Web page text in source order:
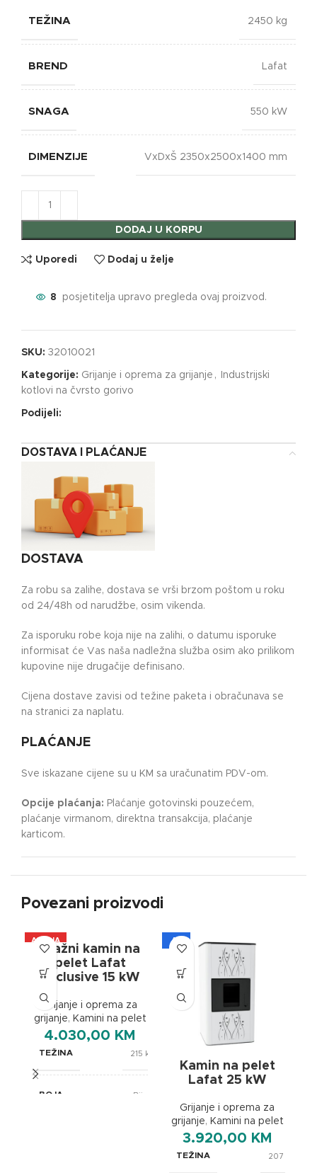
TEŽINA 2450 kg
BREND Lafat
SNAGA 550 kW
DIMENZIJE VxDxŠ 2350x2500x1400 mm
DODAJ U KORPU
Uporedi Dodaj u želje
8 posjetitelja upravo pregleda ovaj proizvod.
SKU: 32010021
Kategorije: Grijanje i oprema za grijanje ,
Industrijski
kotlovi na čvrsto gorivo
Podijeli:
DOSTAVA I PLAĆANJE
DOSTAVA
Za robu sa zalihe, dostava se vrši brzom poštom u roku
od 24/48h od narudžbe, osim vikenda.
Za isporuku robe koja nije na zalihi, o datumu isporuke
informisat će Vas naša nadležna služba osim ako prilikom
kupovine nije drugačije definisano.
Cijena dostave zavisi od težine paketa i obračunava se
na stranici za naplatu.
PLAĆANJE
Sve iskazane cijene su u KM sa uračunatim PDV-om.
Opcije plaćanja: Plaćanje gotovinski pouzećem,
plaćanje virmanom, direktna transakcija, plaćanje
karticom.
Povezani proizvodi
AKCIJA
Etažni kamin na
pelet Lafat
Exclusive 15 kW
Grijanje i oprema za
grijanje, Kamini na pelet
4.030,00 KM
TEŽINA 215 kg
BOJA Bijela
A+
Kamin na pelet
Lafat 25 kW
Grijanje i oprema za
grijanje, Kamini na pelet
3.920,00 KM
TEŽINA 207 kg